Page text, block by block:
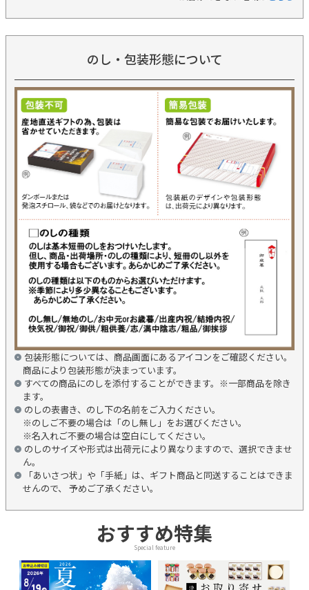
のし・包装形態について
包装形態については、商品画面にあるアイコンをご確認ください。
商品により包装形態が決まっています。
すべての商品にのしを添付することができます。※一部商品を除き
ます。
のしの表書き、のし下の名前をご入力ください。
※のしご不要の場合は「のし無し」をお選びください。
※名入れご不要の場合は空白にしてください。
のしのサイズや形式は出荷元により異なりますので、選択できませ
ん。
「あいさつ状」や「手紙」は、ギフト商品と同送することはできま
せんので、 予めご了承ください。
おすすめ特集
Special feature